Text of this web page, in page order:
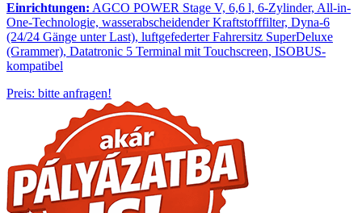
Einrichtungen: AGCO POWER Stage V, 6,6 l, 6-Zylinder, All-in-
One-Technologie, wasserabscheidender Kraftstofffilter, Dyna-6
(24/24 Gänge unter Last), luftgefederter Fahrersitz SuperDeluxe
(Grammer), Datatronic 5 Terminal mit Touchscreen, ISOBUS-
kompatibel
Preis: bitte anfragen!